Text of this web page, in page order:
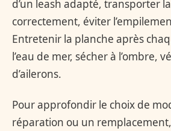
d’un leash adapté, transporter
correctement, éviter
Entretenir la planche après
l’eau de mer, sécher à l’ombre,
d’ailerons.
Pour approfondir le choix de
réparation ou un